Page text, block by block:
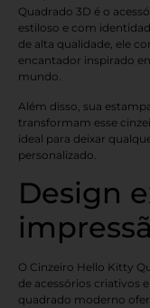
Quadrado 3D é o
estiloso e com
de alta qualidade, ele
encantador inspirado
mundo.
Além disso, sua
transformam esse
ideal para deixar
personalizado.
Design
O Cinzeiro Hello Kitty
de acessórios criativos
quadrado moderno